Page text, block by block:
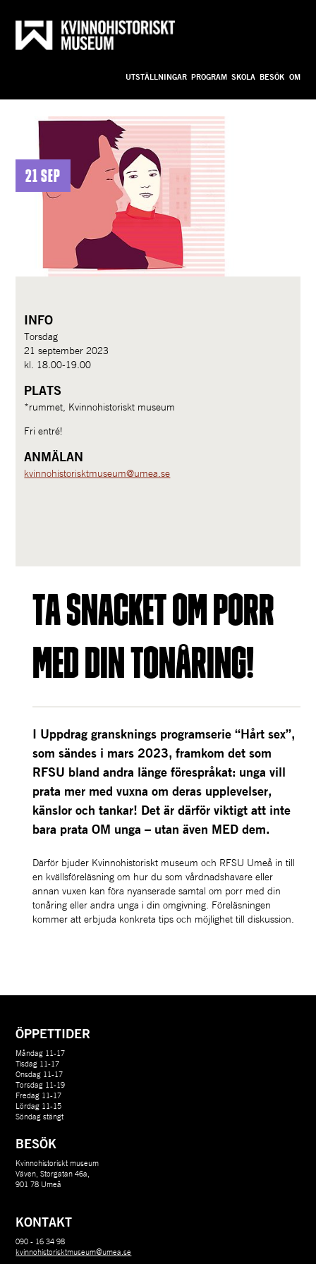
Till innehållet
UTSTÄLLNINGAR PROGRAM SKOLA BESÖK OM
bild_ny
21 sep
INFO
Torsdag
21 september 2023
kl. 18.00-19.00
PLATS
*rummet, Kvinnohistoriskt museum
Fri entré!
ANMÄLAN
kvinnohistorisktmuseum@umea.se
ta snacket om porr
med din tonÅring!
I Uppdrag gransknings programserie “Hårt sex”,
som sändes i mars 2023, framkom det som
RFSU bland andra länge förespråkat: unga vill
prata mer med vuxna om deras upplevelser,
känslor och tankar! Det är därför viktigt att inte
bara prata OM unga – utan även MED dem.
Därför bjuder Kvinnohistoriskt museum och RFSU Umeå in till
en kvällsföreläsning om hur du som vårdnadshavare eller
annan vuxen kan föra nyanserade samtal om porr med din
tonåring eller andra unga i din omgivning. Föreläsningen
kommer att erbjuda konkreta tips och möjlighet till diskussion.
ÖPPETTIDER
Måndag 11-17
Tisdag 11-17
Onsdag 11-17
Torsdag 11-19
Fredag 11-17
Lördag 11-15
Söndag stängt
BESÖK
Kvinnohistoriskt museum
Väven, Storgatan 46a,
901 78 Umeå
KONTAKT
090 - 16 34 98
kvinnohistorisktmuseum@umea.se